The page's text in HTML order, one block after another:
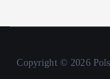
Copyright © 2026